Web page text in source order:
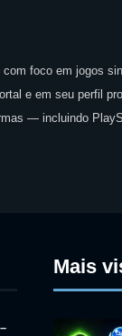
foco em jogos
e em seu perfil
— incluindo
Mais